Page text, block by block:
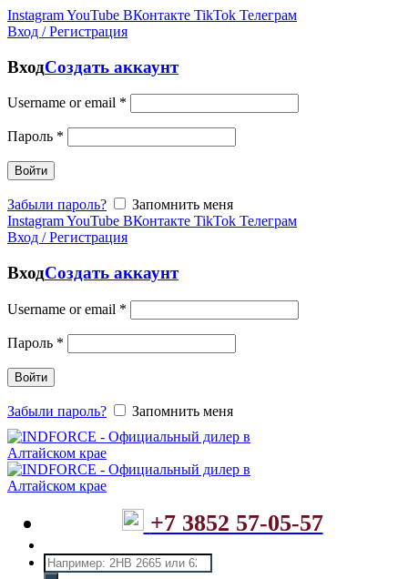
InstagramYouTube ВКонтакте TikTok Телеграм
Вход / Регистрация
ВходСоздать аккаунт
Username or email *
Пароль *
Войти
Забыли пароль?
Запомнить меня
InstagramYouTube ВКонтакте TikTok Телеграм
Вход / Регистрация
ВходСоздать аккаунт
Username or email *
Пароль *
Войти
Забыли пароль? Запомнить меня
+7 3852 57-05-57
Поиск